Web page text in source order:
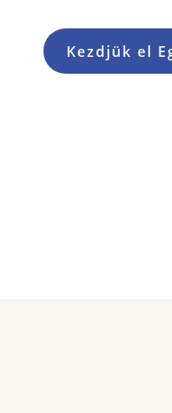
Kezdjük el